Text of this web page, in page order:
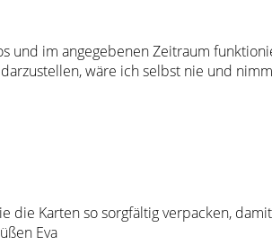
und im angegebenen Zeitraum
wäre ich selbst nie und
die Karten so sorgfältig verpacken,
Eva